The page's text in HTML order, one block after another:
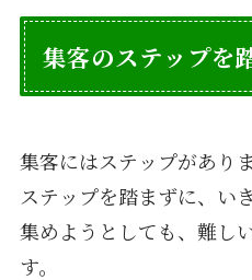
集客のステップを
集客にはステップがありま
ステップを踏まずに、い
集めようとしても、難し
す。